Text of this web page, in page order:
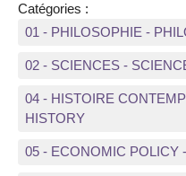
Catégories :
01 - PHILOSOPHIE -
02 - SCIENCES -
04 - HISTOIRE
HISTORY
05 - ECONOMIC POLICY